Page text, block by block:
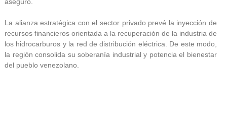
aseguró.
La alianza estratégica con el sector privado prevé la inyección de
recursos financieros orientada a la recuperación de la industria de
los hidrocarburos y la red de distribución eléctrica. De este modo,
la región consolida su soberanía industrial y potencia el bienestar
del pueblo venezolano.